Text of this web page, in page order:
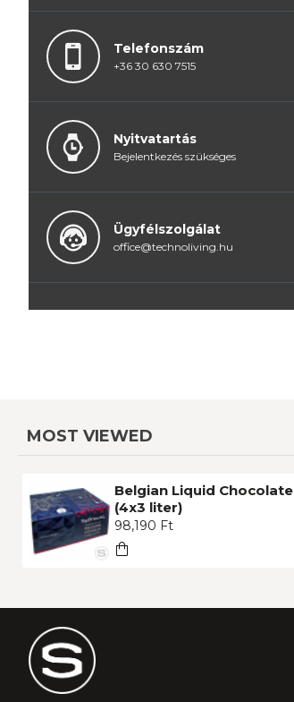
Telefonszám
+36 30 630 7515
Nyitvatartás
Bejelentkezés szükséges
Ügyfélszolgálat
office@technoliving.hu
MOST VIEWED
Belgian Liquid Chocolate
(4x3 liter)
98,190 Ft